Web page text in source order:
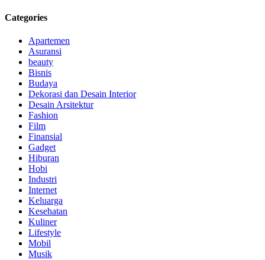
Categories
Apartemen
Asuransi
beauty
Bisnis
Budaya
Dekorasi dan Desain Interior
Desain Arsitektur
Fashion
Film
Finansial
Gadget
Hiburan
Hobi
Industri
Internet
Keluarga
Kesehatan
Kuliner
Lifestyle
Mobil
Musik